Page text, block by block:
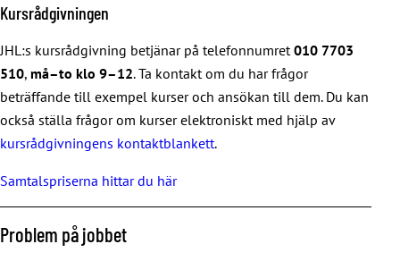
Kursrådgivningen
JHL:s kursrådgivning betjänar på telefonnumret 010 7703
510, må–to klo 9–12. Ta kontakt om du har frågor
beträffande till exempel kurser och ansökan till dem. Du kan
också ställa frågor om kurser elektroniskt med hjälp av
kursrådgivningens kontaktblankett.
Samtalspriserna hittar du här
Problem på jobbet